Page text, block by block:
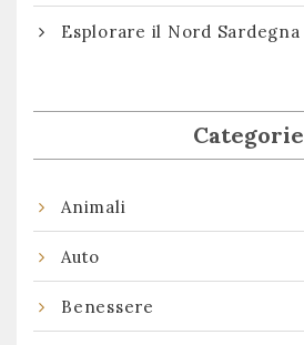
Esplorare il Nord Sardegna
Categorie
Animali
Auto
Benessere